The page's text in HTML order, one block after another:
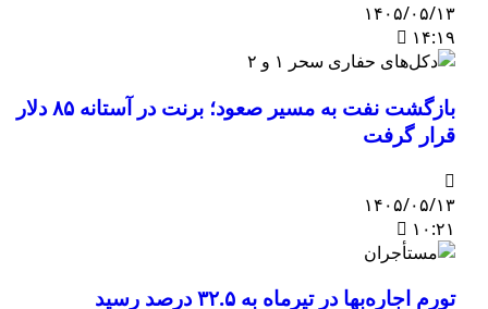
۱۴۰۵/۰۵/۱۳
۱۴:۱۹
بازگشت نفت به مسیر صعود؛ برنت در آستانه ۸۵ دلار
قرار گرفت
۱۴۰۵/۰۵/۱۳
۱۰:۲۱
تورم اجاره‌بها در تیرماه به ۳۲.۵ درصد رسید